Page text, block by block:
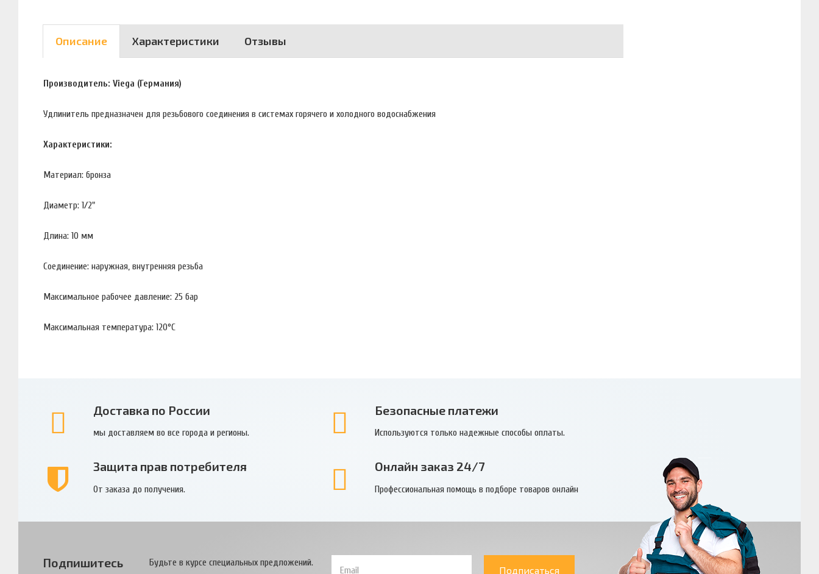
Описание Характеристики Отзывы
Производитель: Viega (Германия)
Удлинитель предназначен для резьбового соединения в системах горячего и холодного водоснабжения
Характеристики:
Материал: бронза
Диаметр: 1/2"
Длина: 10 мм
Соединение: наружная, внутренняя резьба
Максимальное рабочее давление: 25 бар
Максимальная температура: 120°С
Доставка по России
мы доставляем во все города и регионы.
Безопасные платежи
Используются только надежные способы оплаты.
Защита прав потребителя
От заказа до получения.
Онлайн заказ 24/7
Профессиональная помощь в подборе товаров онлайн
Подпишитесь
Будьте в курсе специальных предложений.
Подписаться